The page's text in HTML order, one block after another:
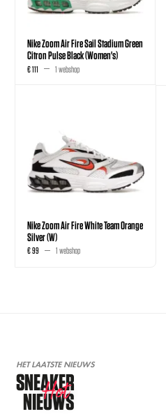
Nike Zoom Air Fire Sail Stadium Green
Citron Pulse Black (Women's)
€ 111 1 webshop
Nike Zoom Air Fire White Team Orange
Silver (W)
€ 99 1 webshop
HET LAATSTE NIEUWS
SNEAKER
NIEUWS
Hot